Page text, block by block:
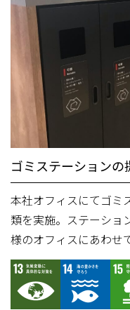
ゴミステーションの
本社オフィスにてゴミ
類を実施。ステーショ
様のオフィスにあわせ